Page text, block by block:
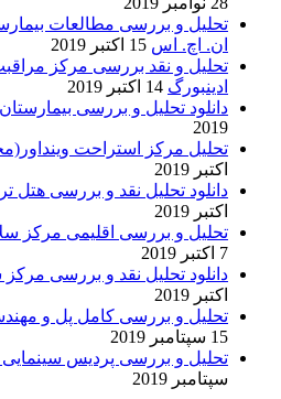
تحلیل و بررسی مطالعات
ان. اچ. اس 15 اکتبر 2019
تحلیل و نقد بررسی مرکز
ادینبورگ 14 اکتبر 2019
دانلود تحلیل و بررسی
2019
تحلیل مرکز استراحت
اکتبر 2019
دانلود تحلیل نقد و بررسی هتل
اکتبر 2019
تحلیل و بررسی اقلیمی مرکز
7 اکتبر 2019
دانلود تحلیل نقد و بررسی
اکتبر 2019
تحلیل و بررسی کامل پل و
15 سپتامبر 2019
تحلیل و بررسی پردیس
سپتامبر 2019